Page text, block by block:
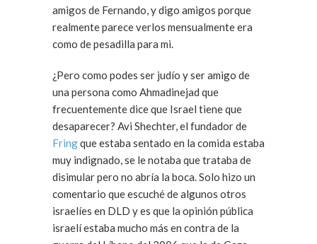
amigos de Fernando, y digo amigos porque
realmente parece verlos mensualmente era
como de pesadilla para mi.
¿Pero como podes ser judío y ser amigo de
una persona como Ahmadinejad que
frecuentemente dice que Israel tiene que
desaparecer? Avi Shechter, el fundador de
Fringque estaba sentado en la comida estaba
muy indignado, se le notaba que trataba de
disimular pero no abría la boca. Solo hizo un
comentario que escuché de algunos otros
israelíes en DLD y es que la opinión pública
israelí estaba mucho más en contra de la